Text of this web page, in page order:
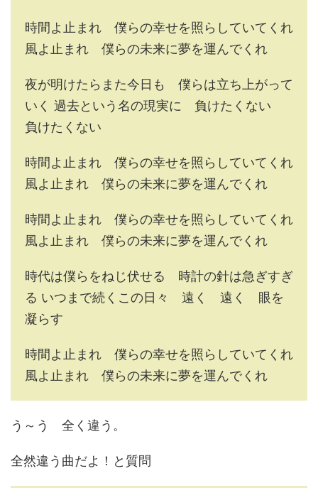
時間よ止まれ 僕らの幸せを照らしていてくれ
風よ止まれ 僕らの未来に夢を運んでくれ
夜が明けたらまた今日も 僕らは立ち上がって
いく 過去という名の現実に 負けたくない
負けたくない
時間よ止まれ 僕らの幸せを照らしていてくれ
風よ止まれ 僕らの未来に夢を運んでくれ
時間よ止まれ 僕らの幸せを照らしていてくれ
風よ止まれ 僕らの未来に夢を運んでくれ
時代は僕らをねじ伏せる 時計の針は急ぎすぎ
る いつまで続くこの日々 遠く 遠く 眼を
凝らす
時間よ止まれ 僕らの幸せを照らしていてくれ
風よ止まれ 僕らの未来に夢を運んでくれ
う～う 全く違う。
全然違う曲だよ！と質問